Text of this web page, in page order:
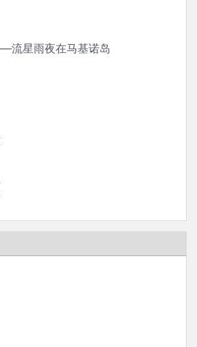
流星雨夜在马基诺岛